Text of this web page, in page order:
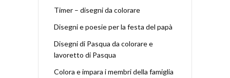
Timer – disegni da colorare
Disegni e poesie per la festa del papà
Disegni di Pasqua da colorare e
lavoretto di Pasqua
Colora e impara i membri della famiglia